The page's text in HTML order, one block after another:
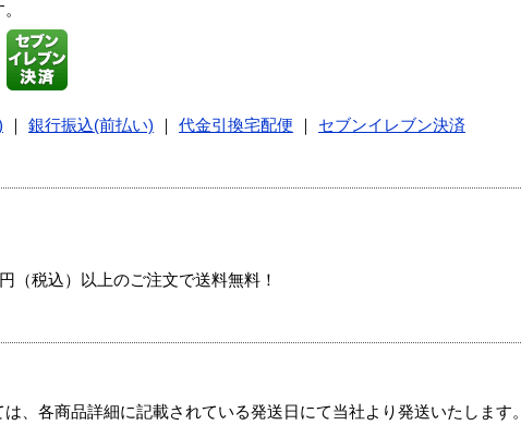
銀行振込(前払い) 代金引換宅配便
セブンイレブン決済
（税込）以上のご注文で送料無料！
、各商品詳細に記載されている発送日にて当社より発送いたします。